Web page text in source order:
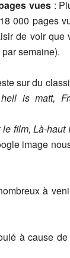
vues:
000 pages
de voir
semaine).
sur du
is matt,
film, Là-
image
à
à cause